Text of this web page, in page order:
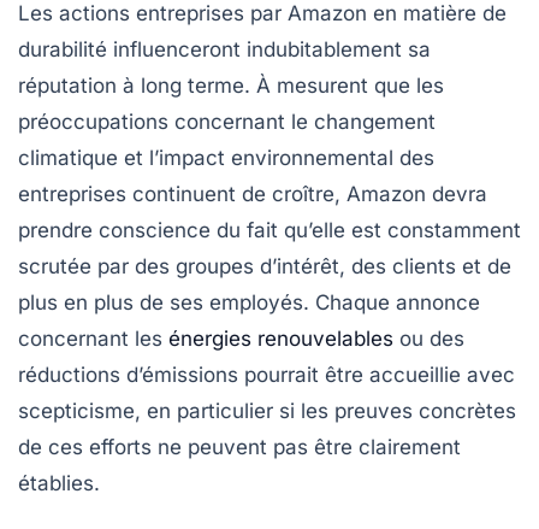
Les actions entreprises par Amazon en matière de
durabilité influenceront indubitablement sa
réputation à long terme. À mesurent que les
préoccupations concernant le changement
climatique et l’impact environnemental des
entreprises continuent de croître, Amazon devra
prendre conscience du fait qu’elle est constamment
scrutée par des groupes d’intérêt, des clients et de
plus en plus de ses employés. Chaque annonce
concernant les énergies renouvelables ou des
réductions d’émissions pourrait être accueillie avec
scepticisme, en particulier si les preuves concrètes
de ces efforts ne peuvent pas être clairement
établies.